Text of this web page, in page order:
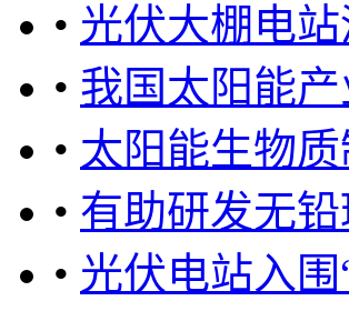
• 光伏大棚电
• 我国太阳能
• 太阳能生物
• 有助研发无
• 光伏电站入围